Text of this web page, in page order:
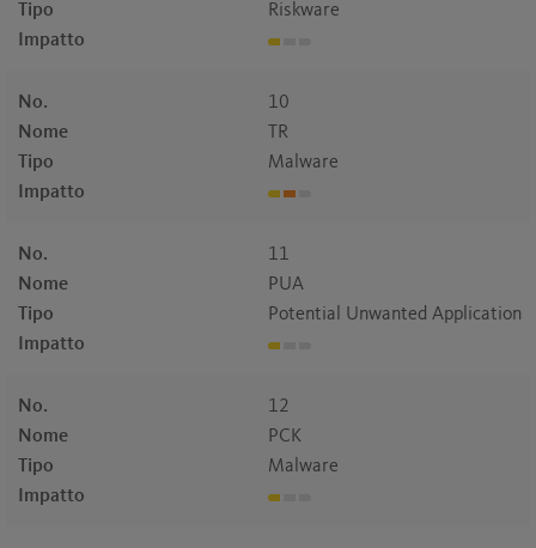
Tipo
Riskware
Impatto
No.
10
Nome
TR
Tipo
Malware
Impatto
No.
11
Nome
PUA
Tipo
Potential Unwanted Application
Impatto
No.
12
Nome
PCK
Tipo
Malware
Impatto